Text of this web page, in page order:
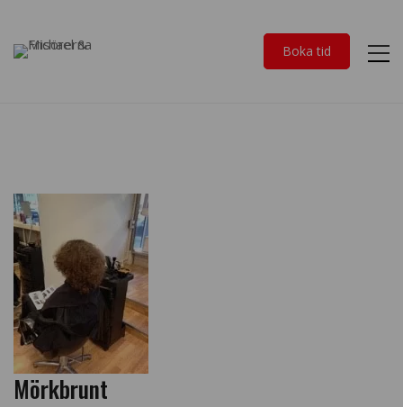
Boka tid
Mörkbrunt